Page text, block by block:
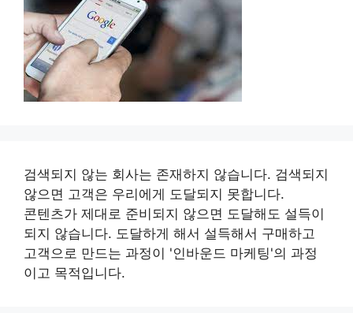
검색되지 않는 회사는 존재하지 않습니다. 검색되지
않으면 고객은 우리에게 도달되지 못합니다.
콘텐츠가 제대로 준비되지 않으면 도달해도 설득이
되지 않습니다. 도달하게 해서 설득해서 구매하고
고객으로 만드는 과정이 '인바운드 마케팅'의 과정
이고 목적입니다.